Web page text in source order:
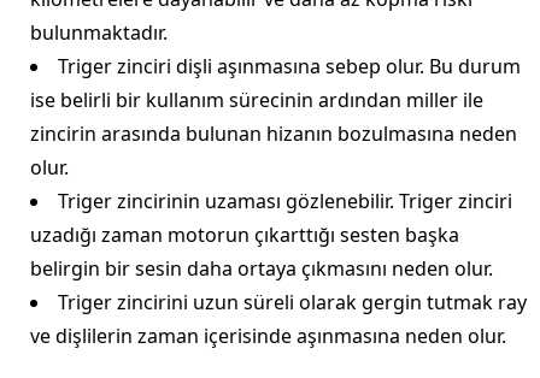
bulunmaktadır.
Triger zinciri dişli aşınmasına sebep olur. Bu durum
ise belirli bir kullanım sürecinin ardından miller ile
zincirin arasında bulunan hizanın bozulmasına neden
olur.
Triger zincirinin uzaması gözlenebilir. Triger zinciri
uzadığı zaman motorun çıkarttığı sesten başka
belirgin bir sesin daha ortaya çıkmasını neden olur.
Triger zincirini uzun süreli olarak gergin tutmak ray
ve dişlilerin zaman içerisinde aşınmasına neden olur.